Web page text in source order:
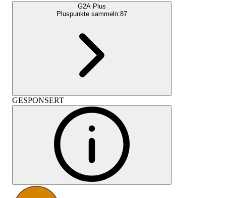
G2A Plus
Pluspunkte sammeln:87
GESPONSERT